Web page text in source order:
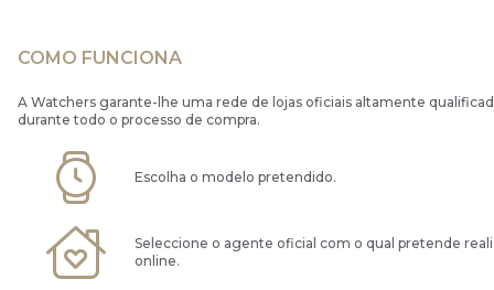
COMO FUNCIONA
A Watchers garante-lhe uma rede de lojas oficiais altamente
durante todo o processo de compra.
Escolha o modelo pretendido.
Seleccione o agente oficial com o qual pretende
online.